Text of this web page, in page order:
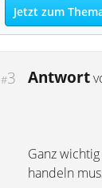
Jetzt zum
#3 Antwort
Ganz
handeln